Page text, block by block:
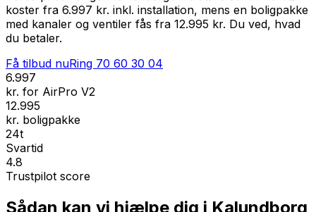
koster fra 6.997 kr. inkl. installation, mens en boligpakke
med kanaler og ventiler fås fra 12.995 kr. Du ved, hvad
du betaler.
Få tilbud nuRing 70 60 30 04
6.997
kr. for AirPro V2
12.995
kr. boligpakke
24t
Svartid
4.8
Trustpilot score
Sådan kan vi hjælpe dig i Kalundborg